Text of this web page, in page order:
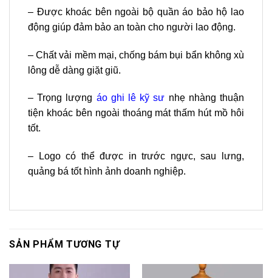
– Được khoác bên ngoài bộ quần áo bảo hộ lao
động giúp đảm bảo an toàn cho người lao động.
– Chất vải mềm mại, chống bám bụi bẩn không xù
lông dễ dàng giặt giũ.
– Trọng lượng áo ghi lê kỹ sư nhẹ nhàng thuận
tiện khoác bên ngoài thoáng mát thấm hút mồ hôi
tốt.
– Logo có thể được in trước ngực, sau lưng,
quảng bá tốt hình ảnh doanh nghiệp.
SẢN PHẨM TƯƠNG TỰ